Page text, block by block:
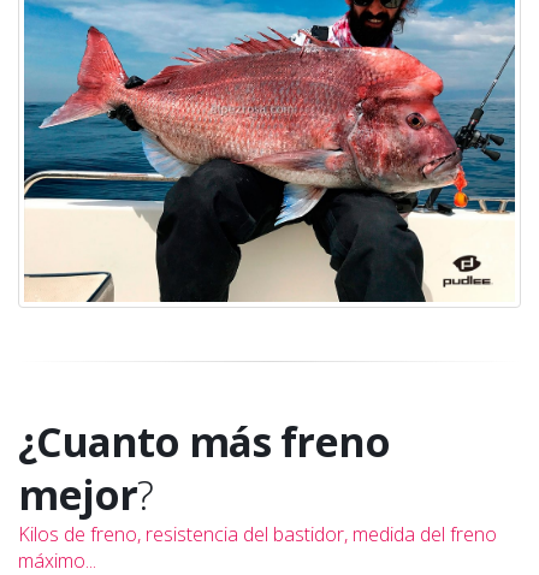
¿Cuanto más freno
mejor?
Kilos de freno, resistencia del bastidor, medida del freno
máximo...